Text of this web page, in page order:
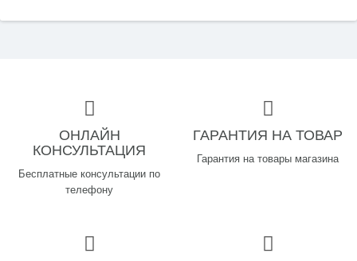
ОНЛАЙН
КОНСУЛЬТАЦИЯ
Бесплатные консультации по
телефону
ГАРАНТИЯ НА ТОВАР
Гарантия на товары магазина